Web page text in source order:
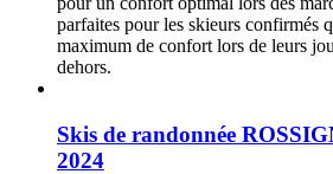
parfaites pour les skieurs confirmés
maximum de confort lors de leurs
dehors.
Skis de randonnée
2024